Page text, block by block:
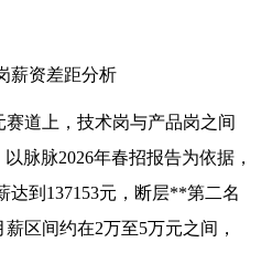
薪资差距分析
道上，技术岗与产品岗之间
脉脉2026年春招报告为依据，
达到137153元，断层**第二名
区间约在2万至5万元之间，